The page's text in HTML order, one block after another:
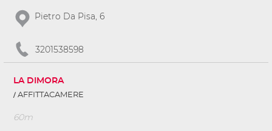
Pietro Da Pisa, 6
3201538598
LA DIMORA
AFFITTACAMERE
60m